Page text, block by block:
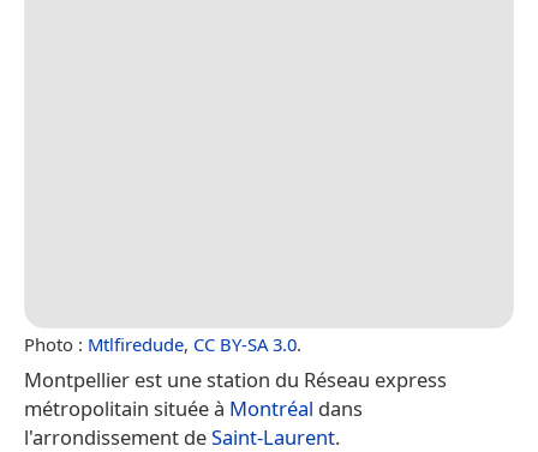
Photo : Mtlfiredude, CC BY-SA 3.0.
Montpellier est une station du Réseau express
métropolitain située à Montréal dans
l'arrondissement deSaint-Laurent.